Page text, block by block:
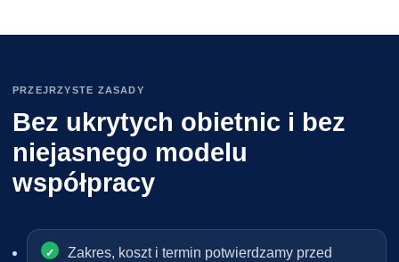
PRZEJRZYSTE ZASADY
Bez ukrytych obietnic i bez
niejasnego modelu
współpracy
Zakres, koszt i termin potwierdzamy przed